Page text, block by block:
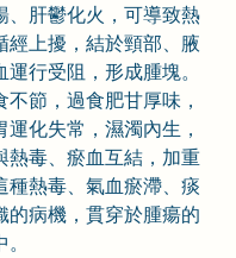
、肝鬱化火，可導致熱
經上擾，結於頸部、腋
行受阻，形成腫塊。
節，過食肥甘厚味，
化失常，濕濁內生，
熱毒、瘀血互結，加重
種熱毒、氣血瘀滯、痰
的病機，貫穿於腫瘍的